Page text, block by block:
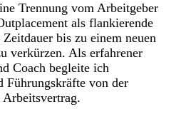
Trennung vom Arbeitgeber
als flankierende
bis zu einem neuen
verkürzen. Als erfahrener
Coach begleite ich
Führungskräfte von der
Arbeitsvertrag.